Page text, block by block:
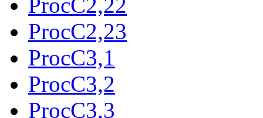
ProcC2,23
ProcC3,1
ProcC3,2
ProcC3,3